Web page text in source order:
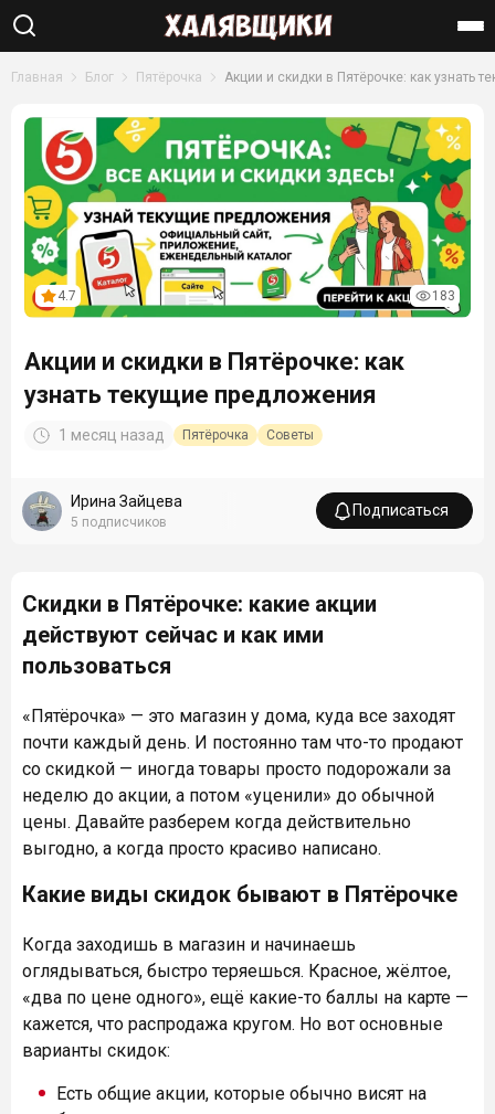
Найти
Главная Блог Пятёрочка Акции и скидки в Пятёрочке: как узнать
4.7 183
Акции и скидки в Пятёрочке: как
узнать текущие предложения
1 месяц назад Пятёрочка Советы
Ирина Зайцева
5 подписчиков
Подписаться
Скидки в Пятёрочке: какие акции
действуют сейчас и как ими
пользоваться
«Пятёрочка» — это магазин у дома, куда все заходят
почти каждый день. И постоянно там что-то продают
со скидкой — иногда товары просто подорожали за
неделю до акции, а потом «уценили» до обычной
цены. Давайте разберем когда действительно
выгодно, а когда просто красиво написано.
Какие виды скидок бывают в Пятёрочке
Когда заходишь в магазин и начинаешь
оглядываться, быстро теряешься. Красное, жёлтое,
«два по цене одного», ещё какие-то баллы на карте —
кажется, что распродажа кругом. Но вот основные
варианты скидок:
Есть общие акции, которые обычно висят на